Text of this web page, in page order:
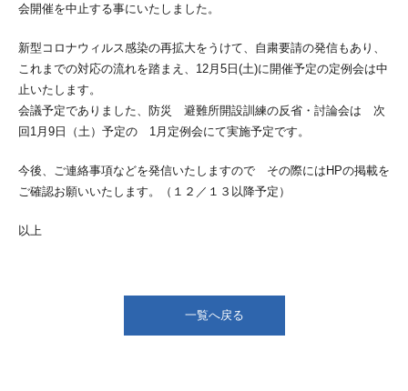
会開催を中止する事にいたしました。
新型コロナウィルス感染の再拡大をうけて、自粛要請の発信もあり、
これまでの対応の流れを踏まえ、12月5日(土)に開催予定の定例会は中
止いたします。
会議予定でありました、防災 避難所開設訓練の反省・討論会は 次
回1月9日（土）予定の 1月定例会にて実施予定です。
今後、ご連絡事項などを発信いたしますので その際にはHPの掲載を
ご確認お願いいたします。（１２／１３以降予定）
以上
一覧へ戻る